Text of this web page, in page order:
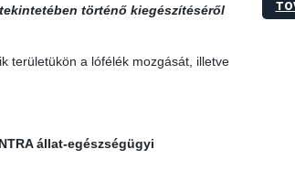
történő kiegészítéséről
területükön a lófélék mozgását, illetve
állat-egészségügyi